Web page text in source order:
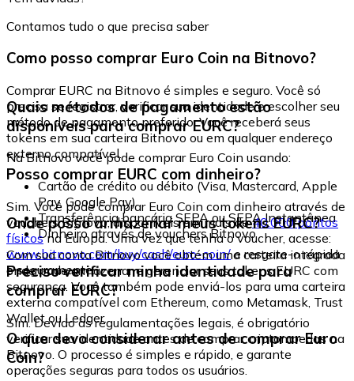
Contamos tudo o que precisa saber
Como posso comprar Euro Coin na Bitnovo?
Comprar EURC na Bitnovo é simples e seguro. Você só
precisa se registrar, verificar sua identidade e escolher seu
método de pagamento preferido. Você receberá seus
tokens em sua carteira Bitnovo ou em qualquer endereço
externo compatível.
Quais métodos de pagamento estão
disponíveis para comprar EURC?
Na Bitnovo você pode comprar Euro Coin usando:
Cartão de crédito ou débito (Visa, Mastercard, Apple
Pay, Google Pay)
Transferência bancária SEPA ou SEPA Instantânea
Dinheiro através de vouchers Bitnovo
Posso comprar EURC com dinheiro?
Sim. Você pode comprar Euro Coin com dinheiro através de
vouchers Bitnovo, disponíveis em mais de40.000 pontos
físicosna Europa. Uma vez que tenha o voucher, acesse:
www.bitnovo.com/buy/cash/euro-coin/e resgate-o rápida
e seguramente.
Onde posso armazenar meus tokens EURC?
Com sua conta Bitnovo você obtém uma carteira integrada
onde pode armazenar e gerenciar seus tokens EURC com
segurança. Você também pode enviá-los para uma carteira
externa compatível com Ethereum, como Metamask, Trust
Wallet ou Ledger.
Preciso verificar minha identidade para
comprar EURC?
Sim. Devido às regulamentações legais, é obrigatório
verificar sua identidade antes de comprar criptomoedas na
Bitnovo. O processo é simples e rápido, e garante
operações seguras para todos os usuários.
O que devo considerar antes de comprar Euro
Coin?